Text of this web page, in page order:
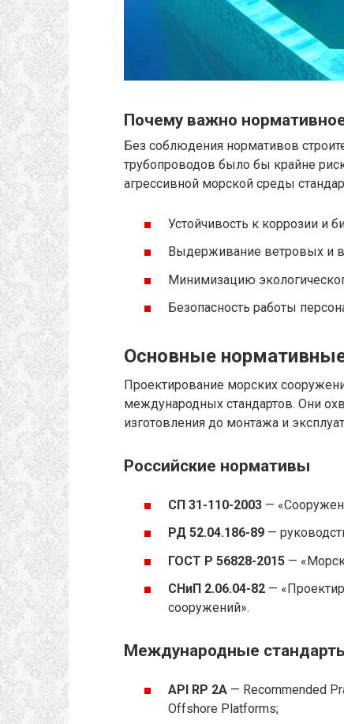
Почему важно
Без соблюдения нормативов
трубопроводов было бы крайне
агрессивной морской среды
Устойчивость к коррозии и
Выдерживание ветровых и
Минимизацию
Безопасность работы
Основные
Проектирование морских
международных стандартов. Они
изготовления до монтажа и
Российские нормативы
СП 31-110-2003 —
РД 52.04.186-89 —
ГОСТ Р 56828-2015 —
СНиП 2.06.04-82 —
сооружений».
Международные
API RP 2A — Recommended
Offshore Platforms;